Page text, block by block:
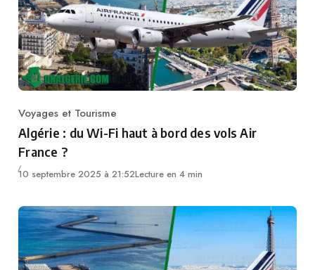
Category
Voyages et Tourisme
Algérie : du Wi-Fi haut à bord des vols Air
France ?
10 septembre 2025 à 21:52Lecture en 4 min